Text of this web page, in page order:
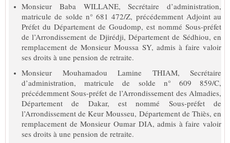
Monsieur Baba WILLANE, Secrétaire d’administration,
matricule de solde n° 681 472/Z, précédemment Adjoint au
Préfet du Département de Goudomp, est nommé Sous-préfet
de l’Arrondissement de Djirédji, Département de Sédhiou, en
remplacement de Monsieur Moussa SY, admis à faire valoir
ses droits à une pension de retraite.
Monsieur Mouhamadou Lamine THIAM, Secrétaire
d’administration, matricule de solde n° 609 859/C,
précédemment Sous-préfet de l’Arrondissement des Almadies,
Département de Dakar, est nommé Sous-préfet de
l’Arrondissement de Keur Mousseu, Département de Thiès, en
remplacement de Monsieur Oumar DIA, admis à faire valoir
ses droits à une pension de retraite.